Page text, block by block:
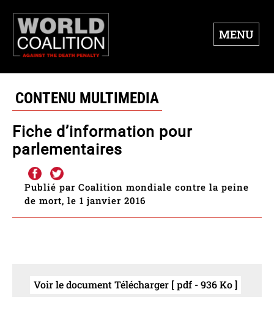
MENU
CONTENU MULTIMEDIA
Fiche d’information pour
parlementaires
Publié par Coalition mondiale contre la peine
de mort, le 1 janvier 2016
Voir le document Télécharger [ pdf - 936 Ko ]